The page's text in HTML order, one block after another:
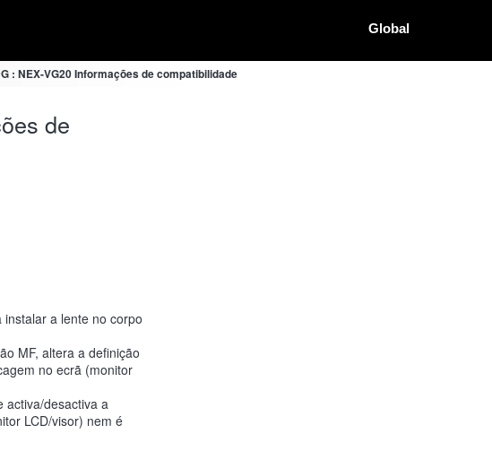
Global
: NEX-VG20 Informações de compatibilidade
de
a lente no corpo
MF, altera a definição
no ecrã (monitor
activa/desactiva a
LCD/visor) nem é